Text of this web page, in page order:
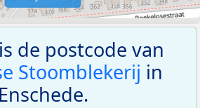
de postcode van
Stoomblekerij in
Enschede.